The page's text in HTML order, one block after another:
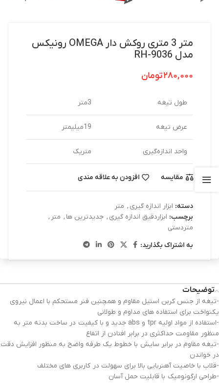
متر 3 متری روکش دار OMEGA رونیکس
مدل RH-9036
۲۸۰,۰۰۰تومان
طول تیغه 3متر
عرض تیغه 19میلیمتر
واحد اندازه‌گیری متریک
مقایسه افزودن به علاقه مندی
دسته: ابزار اندازه گیری , متر
برچسب: ابزاردقیق اندازه گیری , جدیدترین ها , متر ,
متردستی
به اشتراک بگذارید:
توضیحات
-تیغه از جنس کربن استیل مقاوم و همچنین فنر مستحکم با اعمال نیروی
یکنواخت برای استفاده های مداوم و طولانی
-استفاده از مواد اولیه tpr و abs جدید و با کیفیت در ساخت بدنه متر به
منظور مقاومت حداکثری در برابر افتادن از اتفاع
-تیغه مقاوم در برابر سایش با خطوط یک طرفه واضح به منظور افزایش دقت
در خواندن
-قلاب با خاصیت آهنربایی بالا برای سهولت در کاربری های مختلف
-طراحی ارگونومیک با قابلیت حمل آسان